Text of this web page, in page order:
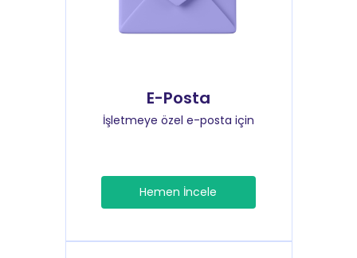
E-Posta
İşletmeye özel e-posta için
Hemen İncele